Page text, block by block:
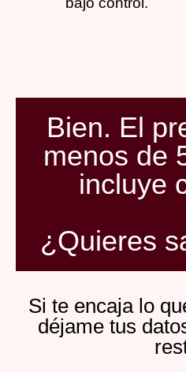
Bien. El
menos de
incluye
¿Quieres
Si te encaja lo
déjame tus